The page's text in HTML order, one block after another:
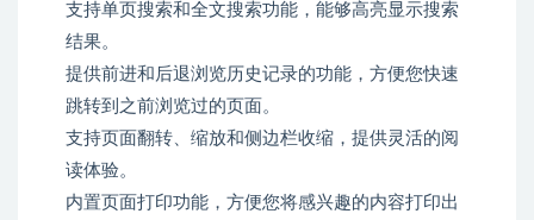
支持单页搜索和全文搜索功能，能够高亮显示搜索
结果。
提供前进和后退浏览历史记录的功能，方便您快速
跳转到之前浏览过的页面。
支持页面翻转、缩放和侧边栏收缩，提供灵活的阅
读体验。
内置页面打印功能，方便您将感兴趣的内容打印出